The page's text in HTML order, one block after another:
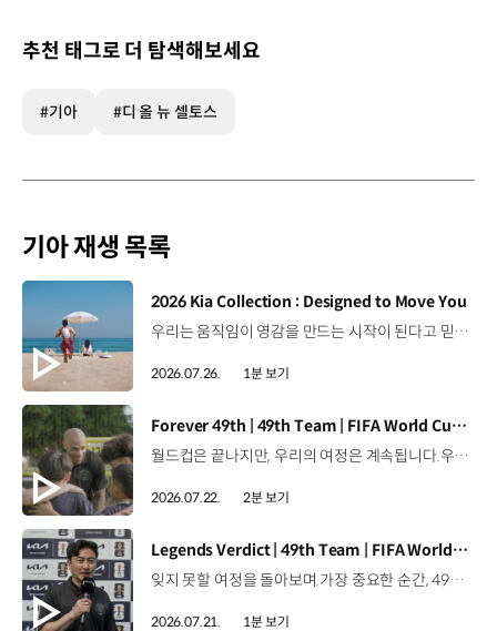
추천 태그로 더 탐색해보세요
#기아 #디 올 뉴 셀토스
기아 재생 목록
[동영상]
2026 Kia Collection : Designed to Move You
우리는 움직임이 영감을 만드는 시작이 된다고 믿습니다. 기아만의 Movement로 당신의 일상에 영감을 더해줄 2026 Kia Collection을 만나보세요. Designed to move you. Kia Collection 자세히 보기 ▶ #Kia #기아 #KiaCollection #기아컬렉션 #Designedtomoveyou #lifestyle
2026.07.26. 1분 보기
[동영상]
Forever 49th | 49th Team | FIFA World Cup 2026™
월드컵은 끝나지만, 우리의 여정은 계속됩니다.우리는 영원한 49번째 팀입니다. 자세히 보기 ▶ #Kia #InspirationConnectsUsAll #49thTeam #OMBC #FIFAWorldCup2026 유튜브 쇼츠 보기 >
2026.07.22. 2분 보기
[동영상]
Legends Verdict | 49th Team | FIFA World Cup 2026™
잊지 못할 여정을 돌아보며.가장 중요한 순간, 49번째 팀이 공을 건네며 완벽하게 임무를 해낸 그 순간을 함께 돌아봅니다. 자세히 보기 ▶ #Kia #InspirationConnectsUsAll #49thTeam #OMBC #FIFAWorldCup2026 유튜브 쇼츠 보기 >
2026.07.21. 1분 보기